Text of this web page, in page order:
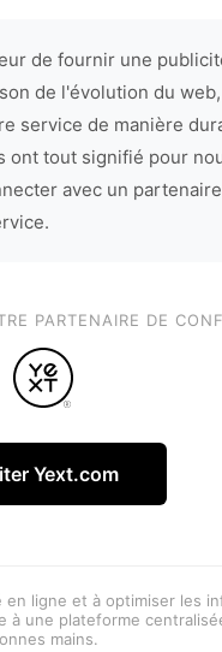
de fournir une
de l'évolution du
service de manière
tout signifié pour
avec un
PARTENAIRE DE
Yext.com
ligne et à optimiser les
à une plateforme
mains.